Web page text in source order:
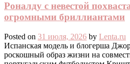
Роналду с невестой
огромными бриллиантами
Posted on 31 июля, 2026 by Lenta.ru
Испанская модель и блогерша
роскошный образ жизни на